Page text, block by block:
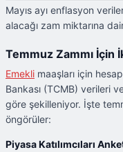
Mayıs ayı enflasyon
alacağı zam miktarına
Temmuz Zammı İçin
Emekli maaşları için
Bankası (TCMB) verileri
göre şekilleniyor. İşte
öngörüler:
Piyasa Katılımcıları